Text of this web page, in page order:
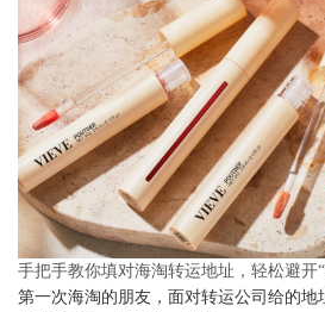
手把手教你填对海淘转运地址，轻松避开
第一次海淘的朋友，面对转运公司给的地